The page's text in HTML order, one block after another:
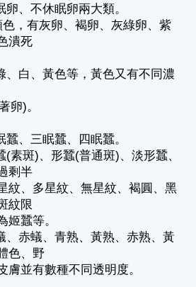
、不休眠卵兩大類。
，有灰卵、褐卵、灰綠卵、紫
潰死
、白、黃色等，黃色又有不同濃
卵)。
、三眠蠶、四眠蠶。
素斑)、形蠶(普通斑)、淡形蠶、
剩半
紋、多星紋、無星紋、褐圓、黑
紋限
姬蠶等。
、赤蟻、青熟、黃熟、赤熟、黃
色、野
膚並有數種不同透明度。